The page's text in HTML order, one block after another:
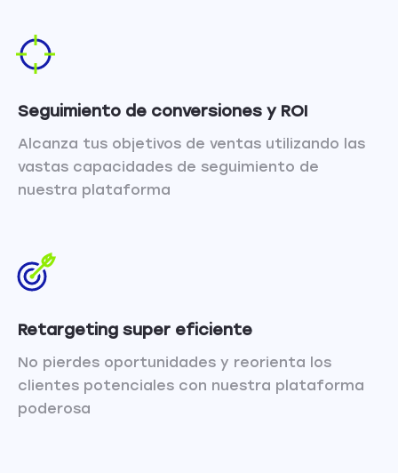
Seguimiento de conversiones y ROI
Alcanza tus objetivos de ventas utilizando las
vastas capacidades de seguimiento de
nuestra plataforma
Retargeting super eficiente
No pierdes oportunidades y reorienta los
clientes potenciales con nuestra plataforma
poderosa